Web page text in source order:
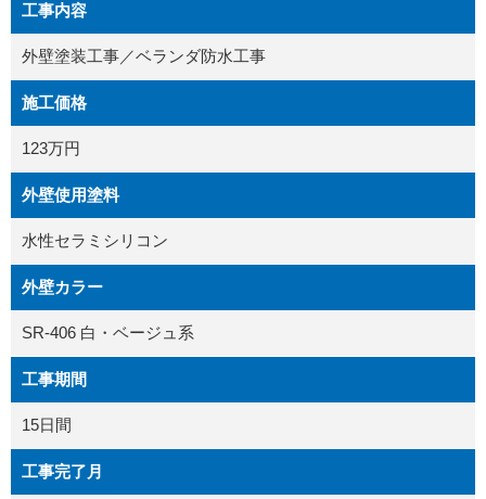
工事内容
外壁塗装工事／ベランダ防水工事
施工価格
123万円
外壁使用塗料
水性セラミシリコン
外壁カラー
SR-406 白・ベージュ系
工事期間
15日間
工事完了月